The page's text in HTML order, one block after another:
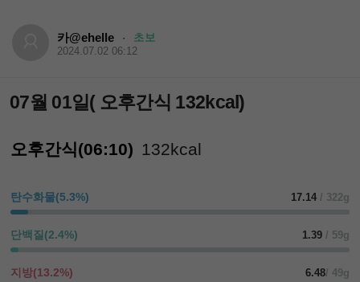
카@ehelle · 초보
2024.07.02 06:12
07월 01일( 오후간식 132kcal)
오후간식(06:10) 132kcal
탄수화물(5.3%) 17.14 / 322g
단백질(2.4%) 1.39 / 59g
지방(13.2%) 6.48/ 49g